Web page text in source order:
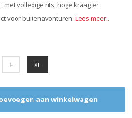
met volledige rits, hoge kraag en
voor buitenavonturen. Lees meer..
L XL
aan winkelwagen